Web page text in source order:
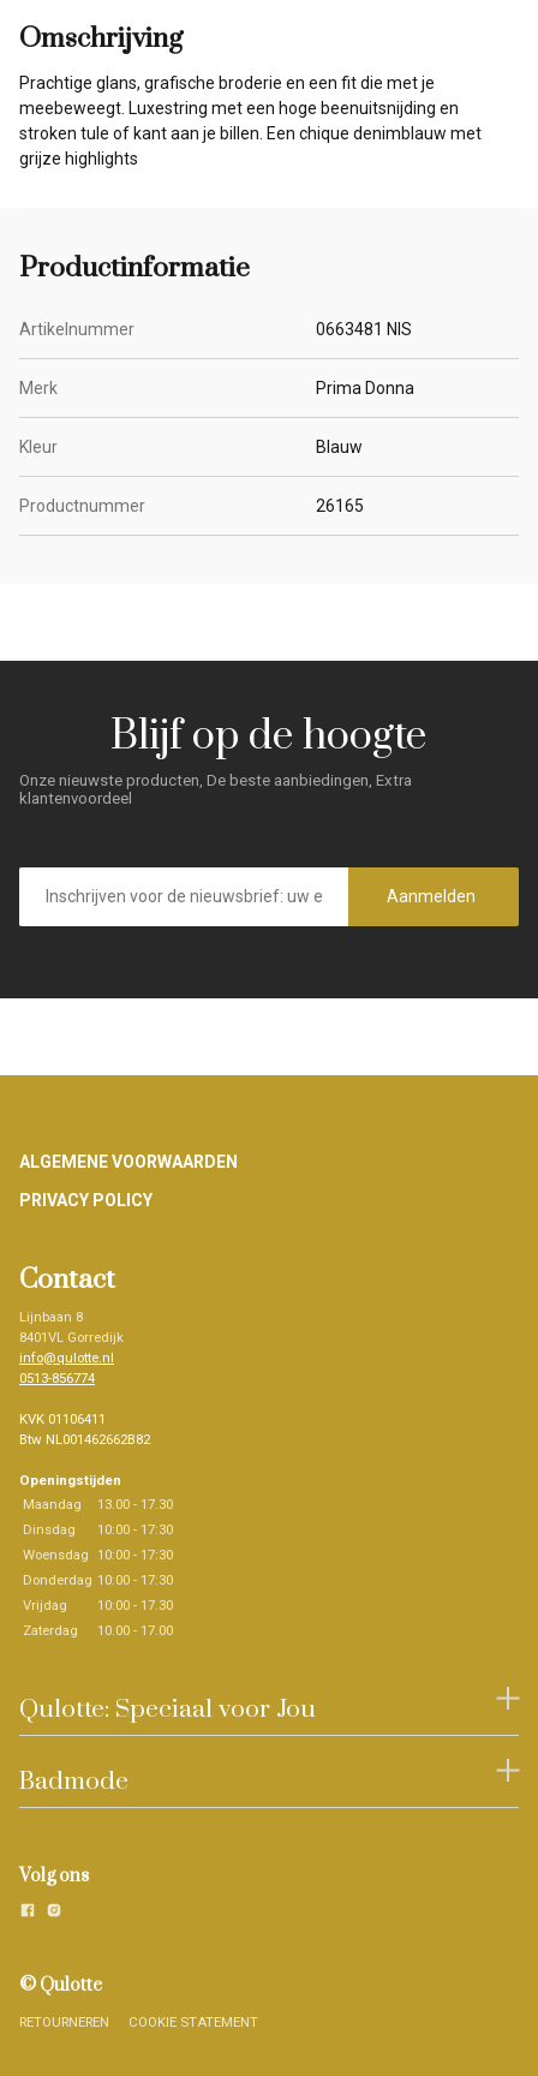
Omschrijving
Prachtige glans, grafische broderie en een fit die met je
meebeweegt. Luxestring met een hoge beenuitsnijding en
stroken tule of kant aan je billen. Een chique denimblauw met
grijze highlights
Productinformatie
Artikelnummer 0663481 NIS
Merk Prima Donna
Kleur Blauw
Productnummer 26165
Blijf op de hoogte
Onze nieuwste producten, De beste aanbiedingen, Extra
klantenvoordeel
E-
mailadres
Aanmelden
Footer
ALGEMENE VOORWAARDEN
PRIVACY POLICY
Contact
Lijnbaan 8
8401VL Gorredijk
info@qulotte.nl
0513-856774
KVK 01106411
Btw NL001462662B82
Openingstijden
Maandag
13.00 - 17.30
Dinsdag
10:00 - 17:30
Woensdag 10:00 - 17:30
Donderdag 10:00 - 17:30
Vrijdag
10:00 - 17.30
Zaterdag
10.00 - 17.00
Qulotte: Speciaal voor Jou
Badmode
Volg ons
© Qulotte
RETOURNEREN COOKIE STATEMENT